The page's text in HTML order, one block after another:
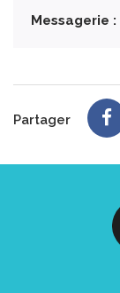
Messagerie :
Partager